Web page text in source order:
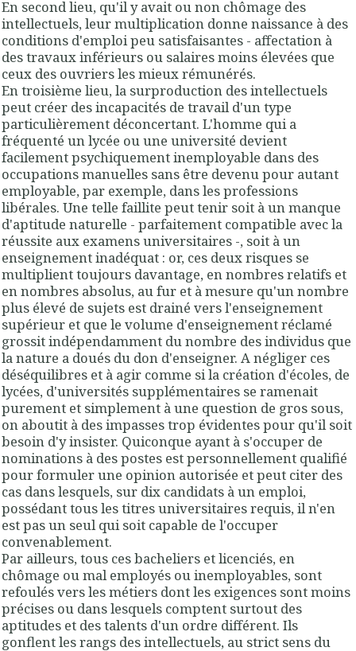
En second lieu, qu'il y avait ou non chômage des
intellectuels,leur multiplication donne naissance à des
conditions d'emploi peu satisfaisantes - affectation à
des travaux inférieurs ou salaires moins élevées que
ceux des ouvriers les mieux rémunérés.
En troisième lieu,la surproduction des intellectuels
peut créer des incapacités de travail d'un type
particulièrement déconcertant. L'homme qui a
fréquenté un lycée ou une université devient
facilement psychiquement inemployable dans des
occupations manuelles sans être devenu pour autant
employable, par exemple, dans les professions
libérales. Une telle faillite peut tenir soit à un manque
d'aptitude naturelle - parfaitement compatible avec la
réussite aux examens universitaires -, soit à un
enseignement inadéquat : or, ces deux risques se
multiplient toujours davantage, en nombres relatifs et
en nombres absolus, au fur et à mesure qu'un nombre
plus élevé de sujets est drainé vers l'enseignement
supérieur et que le volume d'enseignement réclamé
grossit indépendamment du nombre des individus que
la nature a doués du don d'enseigner. A négliger ces
déséquilibres et à agir comme si la création d'écoles, de
lycées, d'universités supplémentaires se ramenait
purement et simplement à une question de gros sous,
on aboutit à des impasses trop évidentes pour qu'il soit
besoin d'y insister. Quiconque ayant à s'occuper de
nominations à des postes est personnellement qualifié
pour formuler une opinion autorisée et peut citer des
cas dans lesquels, sur dix candidats à un emploi,
possédant tous les titres universitaires requis, il n'en
est pas un seul qui soit capable de l'occuper
convenablement.
Par ailleurs,tous ces bacheliers et licenciés, en
chômage ou mal employés ou inemployables, sont
refoulés vers les métiers dont les exigences sont moins
précises ou dans lesquels comptent surtout des
aptitudes et des talents d'un ordre différent. Ils
gonflent les rangs des intellectuels, au strict sens du